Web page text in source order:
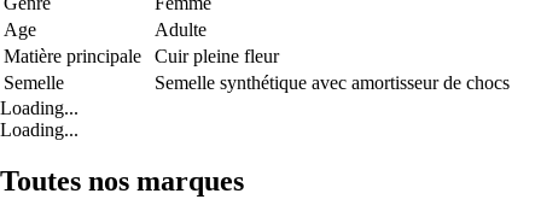
Age
Adulte
Matière principale
Cuir pleine fleur
Semelle
Semelle synthétique avec amortisseur de chocs
Loading...
Loading...
Toutes nos marques